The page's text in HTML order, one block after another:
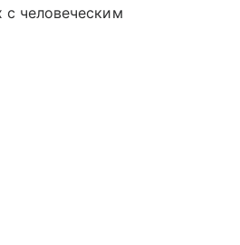
человеческим